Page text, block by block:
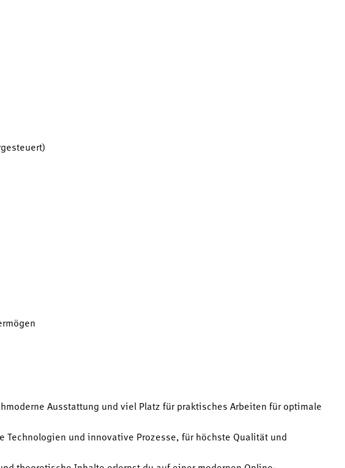
Ausstattung und viel Platz für praktisches Arbeiten für optimale
Technologien und innovative Prozesse, für höchste Qualität und